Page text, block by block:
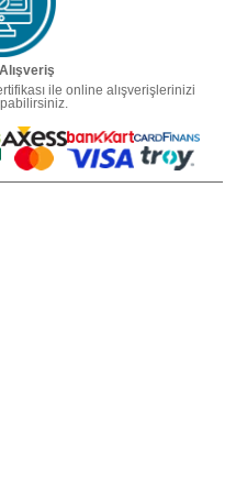
ile online alışverişlerinizi